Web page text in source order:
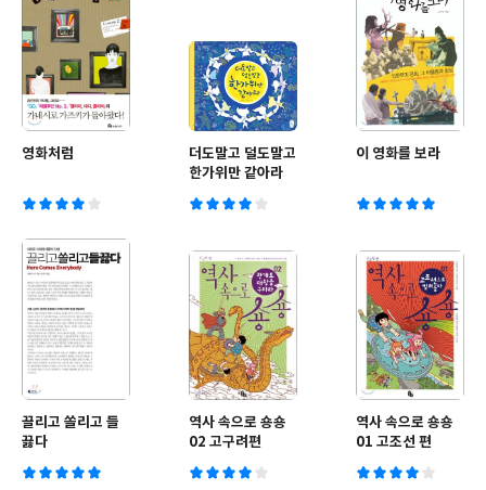
영화처럼
더도말고 덜도말고
한가위만 같아라
이 영화를 보라
끌리고 쏠리고 들
끓다
역사 속으로 숑숑
02 고구려편
역사 속으로 숑숑
01 고조선 편